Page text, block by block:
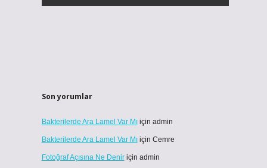
Son yorumlar
Bakterilerde Ara Lamel Var Mıiçin admin
Bakterilerde Ara Lamel Var Mıiçin Cemre
Fotoğraf Açısına Ne Deniriçin admin